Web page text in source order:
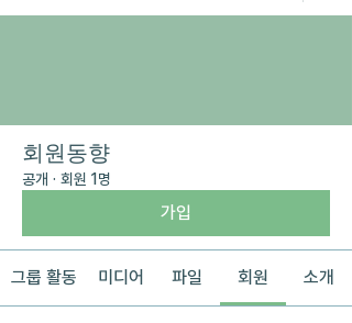
회원동향
공개 · 회원 1명
가입
그룹 활동 미디어 파일 회원 소개